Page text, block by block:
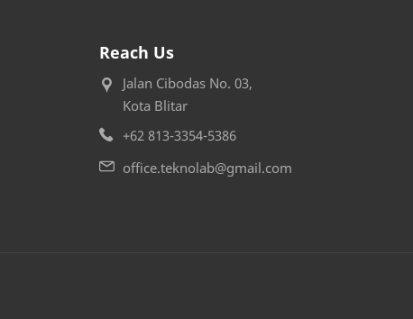
Reach Us
Jalan Cibodas No. 03,
Kota Blitar
+62 813-3354-5386
office.teknolab@gmail.com